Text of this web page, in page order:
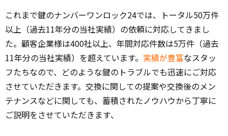
これまで鍵のナンバーワンロック24では、トータル50万件
以上（過去11年分の当社実績）の依頼に対応してきまし
た。顧客企業様は400社以上、年間対応件数は5万件（過去
11年分の当社実績）を超えています。 実績が豊富なスタッ
フたちなので、どのような鍵のトラブルでも迅速にご対応
させていただきます。交換に関しての提案や交換後のメン
テナンスなどに関しても、蓄積されたノウハウから丁寧に
ご説明をさせていただきます、